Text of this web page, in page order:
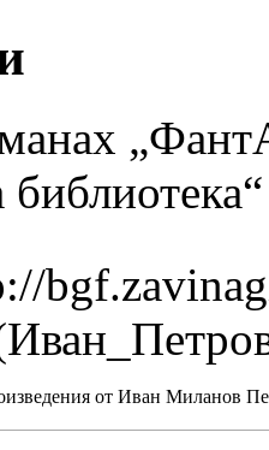
„
“
от Иван Миланов